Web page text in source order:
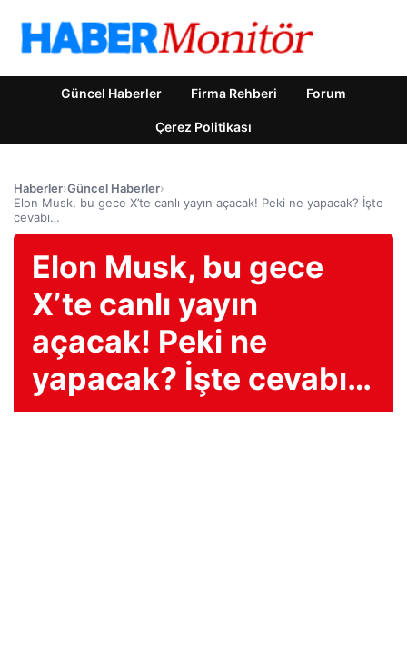
Güncel Haberler Firma Rehberi Forum
Çerez Politikası
Haberler›Güncel Haberler›
Elon Musk, bu gece X’te canlı yayın açacak! Peki ne yapacak? İşte
cevabı…
Elon Musk, bu gece
X’te canlı yayın
açacak! Peki ne
yapacak? İşte cevabı…